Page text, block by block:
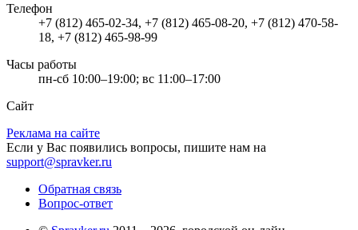
Телефон
+7 (812) 465-02-34, +7 (812) 465-08-20, +7 (812) 470-58-
18, +7 (812) 465-98-99
Часы работы
пн-сб 10:00–19:00; вс 11:00–17:00
Сайт
Реклама на сайте
Если у Вас появились вопросы, пишите нам на
support@spravker.ru
Обратная связь
Вопрос-ответ